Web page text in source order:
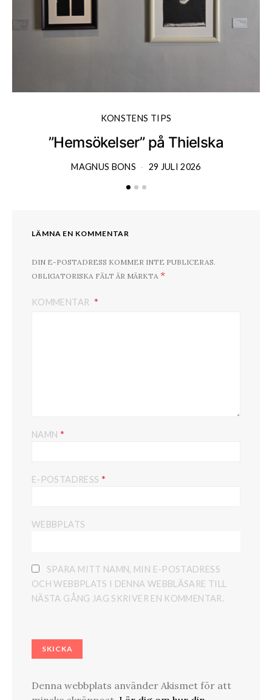
KONSTENS TIPS
”Hemsökelser” på Thielska
MAGNUS BONS 29 JULI 2026
LÄMNA EN KOMMENTAR
DIN E-POSTADRESS KOMMER INTE PUBLICERAS.
OBLIGATORISKA FÄLT ÄR MÄRKTA *
KOMMENTAR
NAMN *
E-POSTADRESS *
WEBBPLATS
SPARA MITT NAMN, MIN E-POSTADRESS
OCH WEBBPLATS I DENNA WEBBLÄSARE TILL
NÄSTA GÅNG JAG SKRIVER EN KOMMENTAR.
Denna webbplats använder Akismet för att